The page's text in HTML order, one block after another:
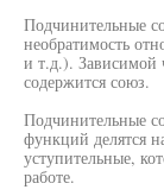
Подчинительные
необратимость
и т.д.). Зависимой
содержится союз.
Подчинительные
функций делятся
уступительные,
работе.